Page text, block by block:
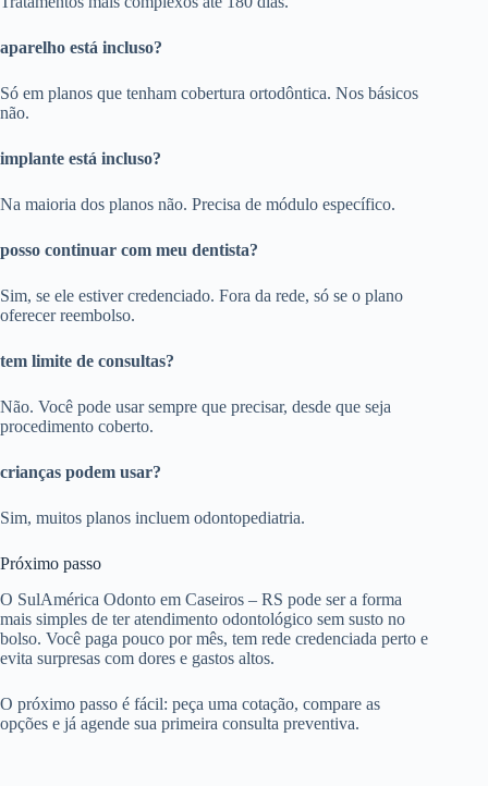
aparelho está incluso?
Só em planos que tenham cobertura ortodôntica. Nos básicos
não.
implante está incluso?
Na maioria dos planos não. Precisa de módulo específico.
posso continuar com meu dentista?
Sim, se ele estiver credenciado. Fora da rede, só se o plano
oferecer reembolso.
tem limite de consultas?
Não. Você pode usar sempre que precisar, desde que seja
procedimento coberto.
crianças podem usar?
Sim, muitos planos incluem odontopediatria.
Próximo passo
O SulAmérica Odonto em Caseiros – RS pode ser a forma
mais simples de ter atendimento odontológico sem susto no
bolso. Você paga pouco por mês, tem rede credenciada perto e
evita surpresas com dores e gastos altos.
O próximo passo é fácil: peça uma cotação, compare as
opções e já agende sua primeira consulta preventiva.